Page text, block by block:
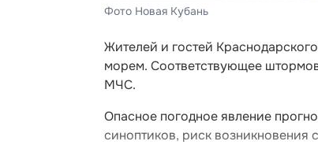
Фото Новая Кубань
Жителей и гостей
морем. Соответствующее
МЧС.
Опасное погодное явление
синоптиков, риск возникновения